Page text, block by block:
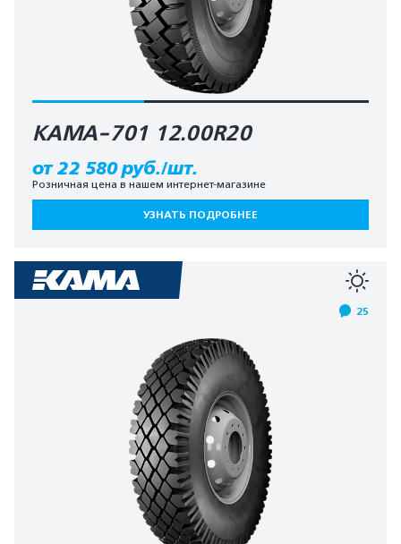
КАМА-701 12.00R20
от 22 580 руб./шт.
Розничная цена в нашем интернет-магазине
УЗНАТЬ ПОДРОБНЕЕ
25